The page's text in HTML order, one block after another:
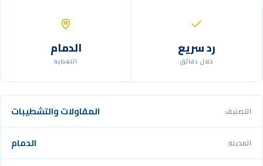
رد سريع
خلال دقائق
الدمام
التغطية
التصنيف المقاولات والتشطيبات
المدينة الدمام